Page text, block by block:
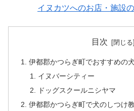
イヌカツへのお店・施設
目次
伊都郡かつらぎ町でおすすめの
イヌバーシティー
ドッグスクールニシヤマ
伊都郡かつらぎ町で犬のしつけ